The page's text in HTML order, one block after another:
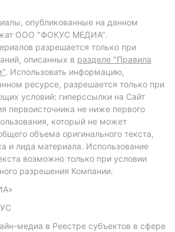
опубликованные на данном
ООО "ФОКУС МЕДИА".
разрешается только при
описанных в разделе "Правила
. Использовать информацию,
ресурсе, разрешается только при
условий: гиперссылки на Сайт
первоисточника не ниже первого
который не может
объема оригинального текста,
и лида материала. Использование
возможно только при условии
разрешения Компании.
медиа в Реестре субъектов в сфере